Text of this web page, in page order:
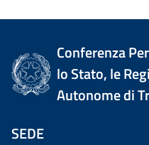
Conferenza
lo Stato, le
Autonome di
SEDE